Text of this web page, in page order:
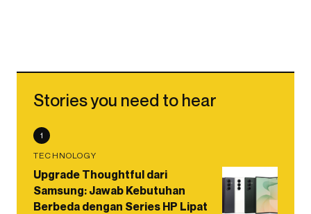
Stories you need to hear
1
TECHNOLOGY
Upgrade Thoughtful dari
Samsung: Jawab Kebutuhan
Berbeda dengan Series HP Lipat